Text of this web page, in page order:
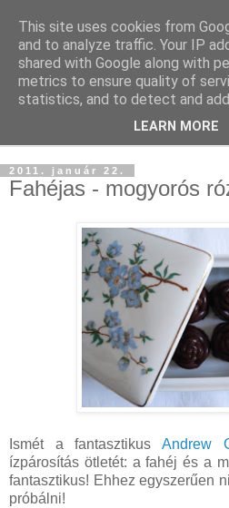
2011. január 22.
Fahéjas - mogyorós
Ismét a fantasztikusAndrew
ízpárosítás ötletét: a fahéj és a
fantasztikus! Ehhez egyszerűen
próbálni!
This site uses cookies from
and to analyze traffic. Your IP
shared with Google along with
metrics to ensure quality of
statistics, and to detect and
LEARN MORE